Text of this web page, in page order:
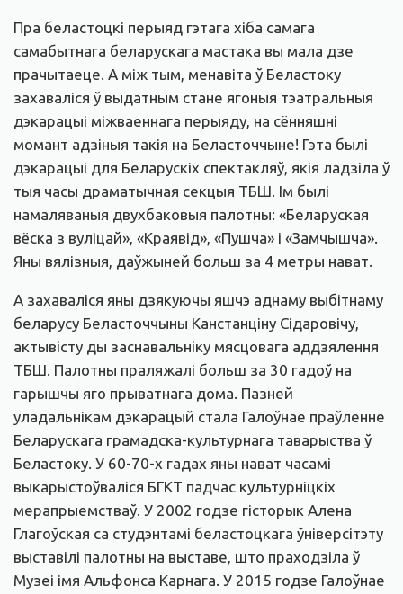
Пра беластоцкі перыяд гэтага хіба самага
самабытнага беларускага мастака вы мала дзе
прачытаеце. А між тым, менавіта ў Беластоку
захаваліся ў выдатным стане ягоныя тэатральныя
дэкарацыі міжваеннага перыяду, на сённяшні
момант адзіныя такія на Беласточчыне! Гэта былі
дэкарацыі для Беларускіх спектакляў, якія ладзіла ў
тыя часы драматычная секцыя ТБШ. Ім былі
намаляваныя двухбаковыя палотны: «Беларуская
вёска з вуліцай», «Краявід», «Пушча» і «Замчышча».
Яны вялізныя, даўжыней больш за 4 метры нават.
А захаваліся яны дзякуючы яшчэ аднаму выбітнаму
беларусу Беласточчыны Канстанціну Сідаровічу,
актывісту ды заснавальніку мясцовага аддзялення
ТБШ. Палотны праляжалі больш за 30 гадоў на
гарышчы яго прыватнага дома. Пазней
уладальнікам дэкарацый стала Галоўнае праўленне
Беларускага грамадска-культурнага таварыства ў
Беластоку. У 60-70-х гадах яны нават часамі
выкарыстоўваліся БГКТ падчас культурніцкіх
мерапрыемстваў. У 2002 годзе гісторык Алена
Глагоўская са студэнтамі беластоцкага ўніверсітэту
выставілі палотны на выставе, што праходзіла ў
Музеі імя Альфонса Карнага. У 2015 годзе Галоўнае